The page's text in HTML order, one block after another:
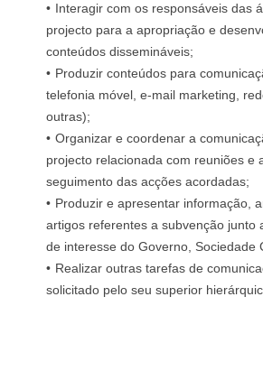
Interagir com os responsáveis das
projecto para a apropriação e
conteúdos dissemináveis;
Produzir conteúdos para
telefonia móvel, e-mail marketing,
outras);
Organizar e coordenar a
projecto relacionada com reuniões e
seguimento das acções acordadas;
Produzir e apresentar informação,
artigos referentes a subvenção junto
de interesse do Governo, Sociedade
Realizar outras tarefas de
solicitado pelo seu superior